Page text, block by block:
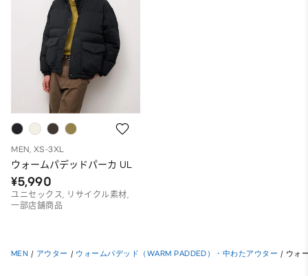
MEN, XS-3XL
ウォームパデッドパーカ UL
¥5,990
ユニセックス, リサイクル素材,
一部店舗商品
MEN / アウター / ウォームパデッド（WARM PADDED）・中わたアウター / ウォ